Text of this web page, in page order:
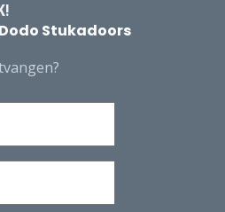
Stukadoors